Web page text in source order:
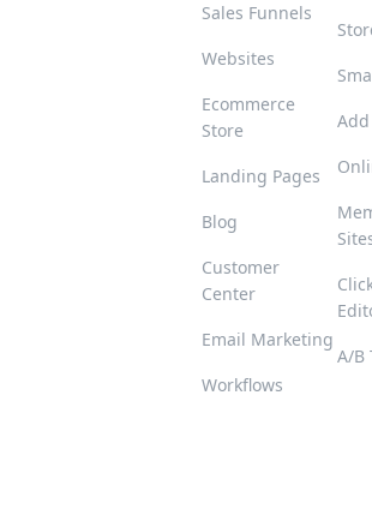
Sales Funnels
Websites
Ecommerce
Store
Landing Pages
Blog
Customer
Center
Email Marketing
Workflows
A/B